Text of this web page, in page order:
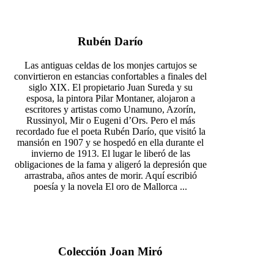
Rubén Darío
Las antiguas celdas de los monjes cartujos se
convirtieron en estancias confortables a finales del
siglo XIX. El propietario Juan Sureda y su
esposa, la pintora Pilar Montaner, alojaron a
escritores y artistas como Unamuno, Azorín,
Russinyol, Mir o Eugeni d’Ors. Pero el más
recordado fue el poeta Rubén Darío, que visitó la
mansión en 1907 y se hospedó en ella durante el
invierno de 1913. El lugar le liberó de las
obligaciones de la fama y aligeró la depresión que
arrastraba, años antes de morir. Aquí escribió
poesía y la novela El oro de Mallorca ...
Colección Joan Miró